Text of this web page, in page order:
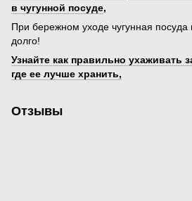
в чугунной посуде,
При бережном уходе чугунная посуда
долго!
Узнайте как правильно ухаживать
где ее лучше хранить,
Отзывы